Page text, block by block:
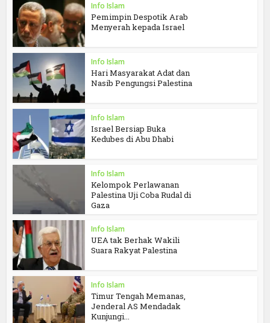
Info Islam
Pemimpin Despotik Arab
Menyerah kepada Israel
Info Islam
Hari Masyarakat Adat dan
Nasib Pengungsi Palestina
Info Islam
Israel Bersiap Buka
Kedubes di Abu Dhabi
Info Islam
Kelompok Perlawanan
Palestina Uji Coba Rudal di
Gaza
Info Islam
UEA tak Berhak Wakili
Suara Rakyat Palestina
Info Islam
Timur Tengah Memanas,
Jenderal AS Mendadak
Kunjungi...